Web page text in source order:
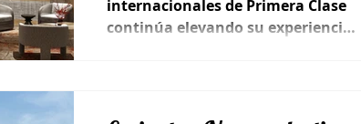
internacionales de Primera Clase
continúa elevando su experiencia